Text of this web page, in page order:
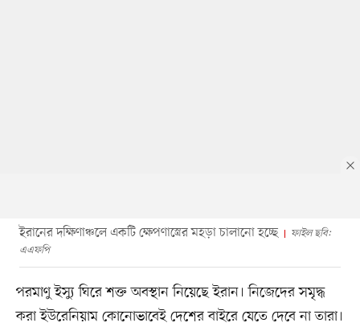
ইরানের দক্ষিণাঞ্চলে একটি ক্ষেপণাস্ত্রের মহড়া চালানো হচ্ছে
ফাইল ছবি:
এএফপি
পরমাণু ইস্যু ঘিরে শক্ত অবস্থান নিয়েছে ইরান। নিজেদের সমৃদ্ধ
করা ইউরেনিয়াম কোনোভাবেই দেশের বাইরে যেতে দেবে না তারা।